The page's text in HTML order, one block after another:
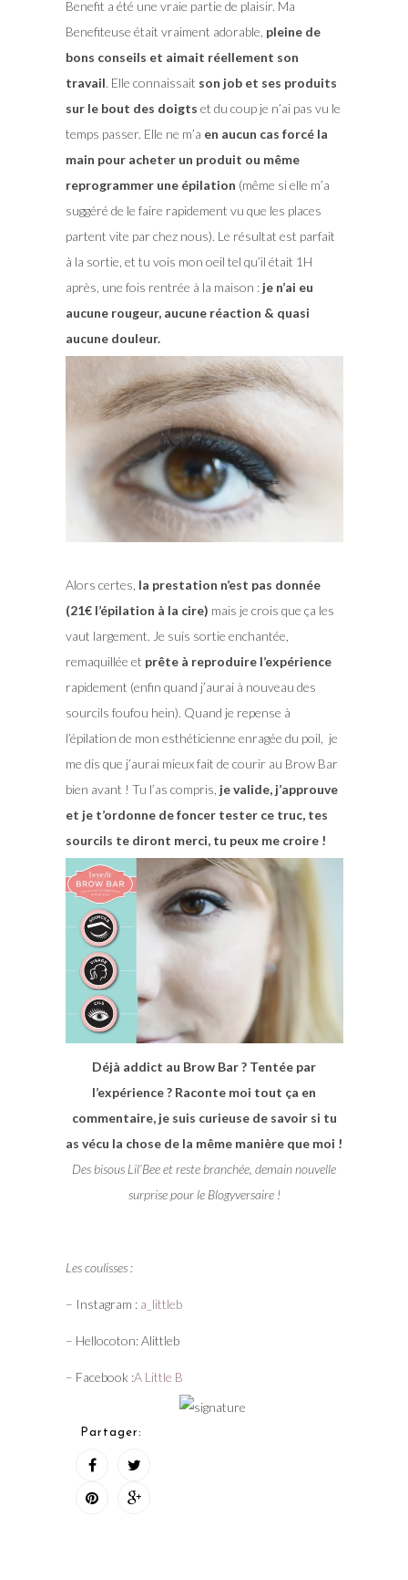
Benefit a été une vraie partie de plaisir. Ma
Benefiteuse était vraiment adorable, pleine de
bons conseils et aimait réellement son
travail. Elle connaissait son job et ses produits
sur le bout des doigts et du coup je n’ai pas vu le
temps passer. Elle ne m’a en aucun cas forcé la
main pour acheter un produit ou même
reprogrammer une épilation (même si elle m’a
suggéré de le faire rapidement vu que les places
partent vite par chez nous). Le résultat est parfait
à la sortie, et tu vois mon oeil tel qu’il était 1H
après, une fois rentrée à la maison :je n’ai eu
aucune rougeur, aucune réaction & quasi
aucune douleur.
Alors certes, la prestation n’est pas donnée
(21€ l’épilation à la cire) mais je crois que ça les
vaut largement. Je suis sortie enchantée,
remaquillée et prête à reproduire l’expérience
rapidement (enfin quand j’aurai à nouveau des
sourcils foufou hein). Quand je repense à
l’épilation de mon esthéticienne enragée du poil, je
me dis que j’aurai mieux fait de courir au Brow Bar
bien avant ! Tu l’as compris, je valide, j’approuve
et je t’ordonne de foncer tester ce truc, tes
sourcils te diront merci, tu peux me croire !
Déjà addict au Brow Bar ? Tentée par
l’expérience ? Raconte moi tout ça en
commentaire, je suis curieuse de savoir si tu
as vécu la chose de la même manière que moi !
Des bisous Lil’Bee et reste branchée, demain nouvelle
surprise pour le Blogyversaire !
Les coulisses :
– Instagram : a_littleb
– Hellocoton: Alittleb
– Facebook :A Little B
Partager: